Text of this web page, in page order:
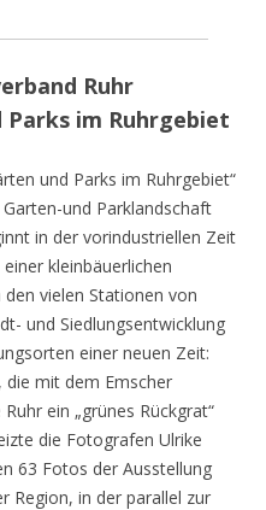
Ruhr
Parks im Ruhrgebiet
und Parks im Ruhrgebiet“
und Parklandschaft
in der vorindustriellen Zeit
kleinbäuerlichen
vielen Stationen von
und Siedlungsentwicklung
einer neuen Zeit:
die mit dem Emscher
ein „grünes Rückgrat“
die Fotografen Ulrike
63 Fotos der Ausstellung
Region, in der parallel zur